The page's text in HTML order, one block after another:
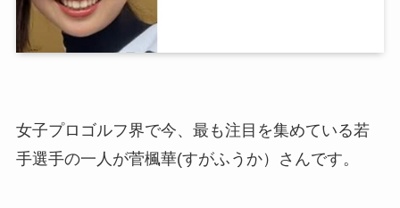
女子プロゴルフ界で今、最も注目を集めている若
手選手の一人が菅楓華(すがふうか）さんです。